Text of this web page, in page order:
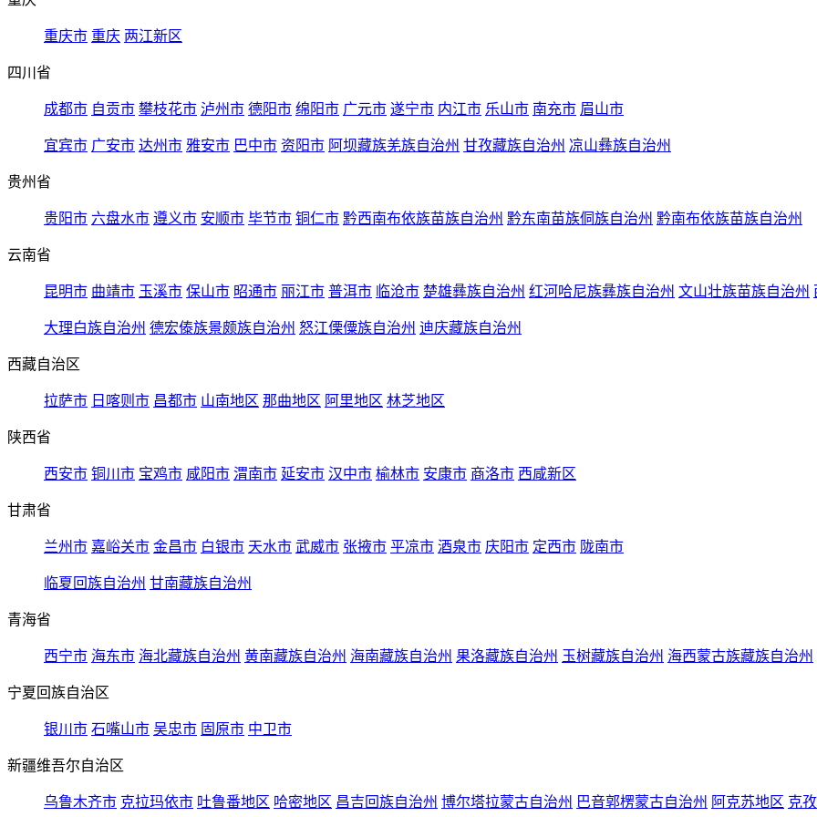
重庆市 重庆 两江新区
四川省
成都市 自贡市 攀枝花市 泸州市 德阳市 绵阳市 广元市 遂宁市 内江市 乐山市 南充市 眉山市
宜宾市 广安市 达州市 雅安市 巴中市 资阳市 阿坝藏族羌族自治州 甘孜藏族自治州 凉山彝族自治州
贵州省
贵阳市 六盘水市 遵义市 安顺市 毕节市 铜仁市 黔西南布依族苗族自治州 黔东南苗族侗族自治州 黔南布依族苗族自治州
云南省
昆明市 曲靖市 玉溪市 保山市 昭通市 丽江市 普洱市 临沧市 楚雄彝族自治州 红河哈尼族彝族自治州 文山壮族苗族自治州
大理白族自治州 德宏傣族景颇族自治州 怒江傈僳族自治州 迪庆藏族自治州
西藏自治区
拉萨市 日喀则市 昌都市 山南地区 那曲地区 阿里地区 林芝地区
陕西省
西安市 铜川市 宝鸡市 咸阳市 渭南市 延安市 汉中市 榆林市 安康市 商洛市 西咸新区
甘肃省
兰州市 嘉峪关市 金昌市 白银市 天水市 武威市 张掖市 平凉市 酒泉市 庆阳市 定西市 陇南市
临夏回族自治州 甘南藏族自治州
青海省
西宁市 海东市 海北藏族自治州 黄南藏族自治州 海南藏族自治州 果洛藏族自治州 玉树藏族自治州 海西蒙古族藏族自治州
宁夏回族自治区
银川市 石嘴山市 吴忠市 固原市 中卫市
新疆维吾尔自治区
乌鲁木齐市 克拉玛依市 吐鲁番地区 哈密地区 昌吉回族自治州 博尔塔拉蒙古自治州 巴音郭楞蒙古自治州 阿克苏地区 克